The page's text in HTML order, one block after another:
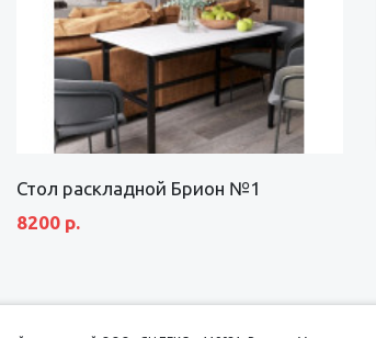
Стол раскладной Брион №1
8200 р.